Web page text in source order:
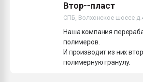
Втор--пласт
СПБ, Волхонское шоссе
Наша компания
полимеров.
И производит из них
полимерную гранулу.